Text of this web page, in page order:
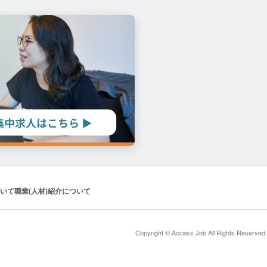
て職業(人材)紹介について
Copyright © Access Job All Rights Reserved.